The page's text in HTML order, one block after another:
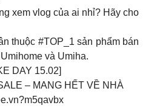
xem vlog của ai nhỉ? Hãy cho
thuộc #TOP_1 sản phẩm bán
và Umiha.
DAY 15.02]
– MANG HẾT VỀ NHÀ